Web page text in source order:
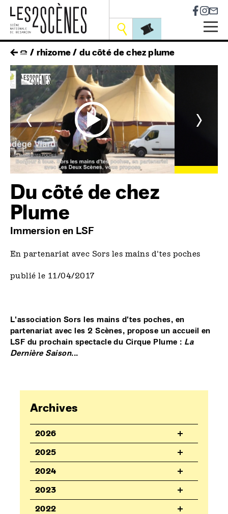
Skip
main
navigation
Outils
fil
d'ariane
rhizome du côté de chez plume
< >
Du côté de chez
Plume
Immersion en LSF
En partenariat avec Sors les mains d'tes poches
publié le 11/04/2017
L'association Sors les mains d'tes poches, en
partenariat avec les 2 Scènes, propose un accueil en
LSF du prochain spectacle du Cirque Plume : La
Dernière Saison...
Archives
2026
2025
2024
2023
2022